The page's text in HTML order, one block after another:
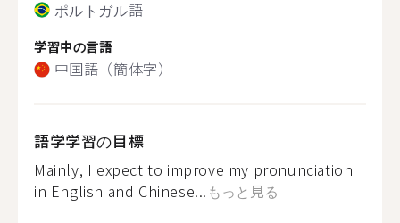
ポルトガル語
学習中の言語
中国語（簡体字）
語学学習の目標
Mainly, I expect to improve my pronunciation
in English and Chinese... もっと見る